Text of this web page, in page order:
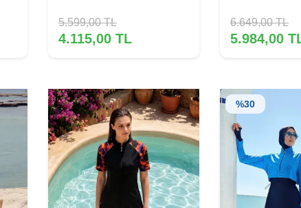
5.599,00TL
4.115,00 TL
6.649,00TL
5.984,00
%30